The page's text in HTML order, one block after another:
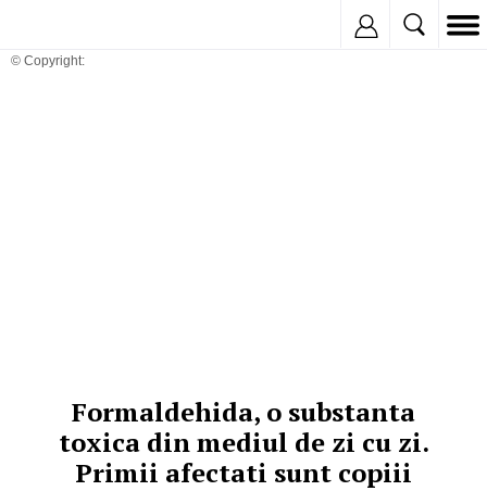
© Copyright:
Formaldehida, o substanta
toxica din mediul de zi cu zi.
Primii afectati sunt copiii